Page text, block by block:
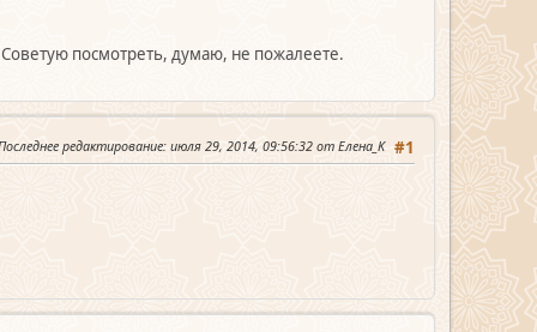
посмотреть, думаю, не пожалеете.
#1
редактирование: июля 29, 2014, 09:56:32 от Елена_K